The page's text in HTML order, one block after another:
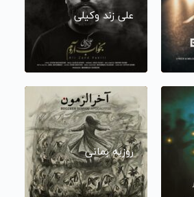
علی زند وکیلی
روزبه بمانی